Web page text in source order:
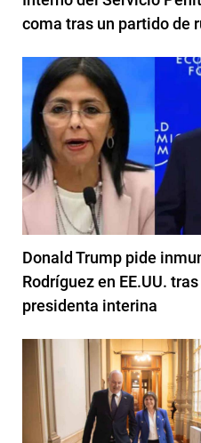
coma tras un partido de
Donald Trump pide
Rodríguez en EE.UU.
presidenta interina